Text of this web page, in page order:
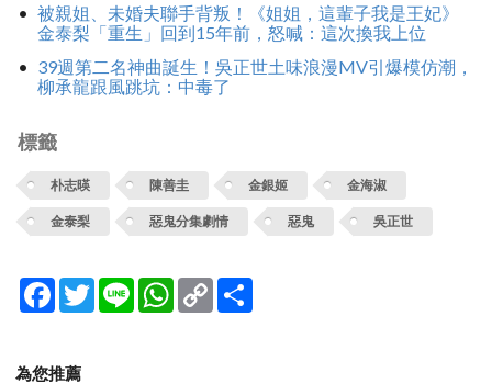
被親姐、未婚夫聯手背叛！《姐姐，這輩子我是王妃》
金泰梨「重生」回到15年前，怒喊：這次換我上位
39週第二名神曲誕生！吳正世土味浪漫MV引爆模仿潮，
柳承龍跟風跳坑：中毒了
標籤
朴志暎 陳善圭 金銀姬 金海淑
金泰梨 惡鬼分集劇情 惡鬼 吳正世
Facebook
TwitterLine WhatsApp
Copy
Link
為您推薦